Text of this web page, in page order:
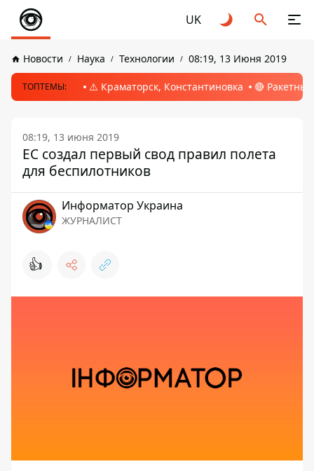
UK
Новости Наука Технологии 08:19, 13 Июня 2019
ТОПТЕМЫ: ⚠️ Краматорск, Константиновка 🔴
08:19, 13 июня 2019
ЕС создал первый свод правил полета
для беспилотников
Информатор Украина
ЖУРНАЛИСТ
👍